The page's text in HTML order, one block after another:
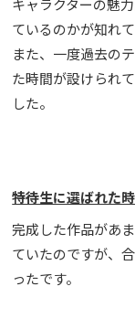
ているのかが知れ
また、一度過去の
た時間が設けられ
した。
特待生に選ばれた
完成した作品があ
ていたのですが、
ったです。